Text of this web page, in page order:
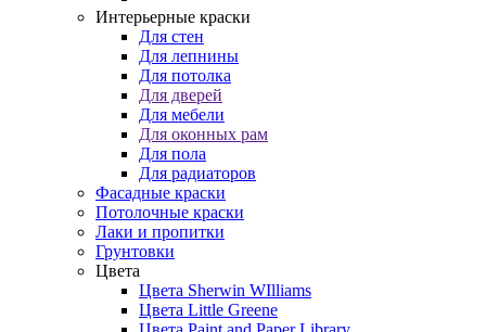
Интерьерные краски
Для стен
Для лепнины
Для потолка
Для дверей
Для мебели
Для оконных рам
Для пола
Для радиаторов
Фасадные краски
Потолочные краски
Лаки и пропитки
Грунтовки
Цвета
Цвета Sherwin WIlliams
Цвета Little Greene